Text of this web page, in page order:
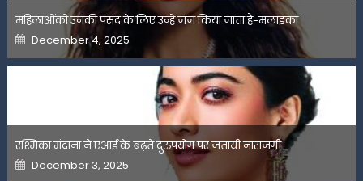
महिलाओंको उनकी पसंद के लिए उन्हें जज किया जाता है-मलाइका
Posted
on
December 4, 2025
रश्मिका मंदाना ने एआई के बढ़ते दुरुपयोग पर जतायी नाराजगी
Posted
on
December 3, 2025